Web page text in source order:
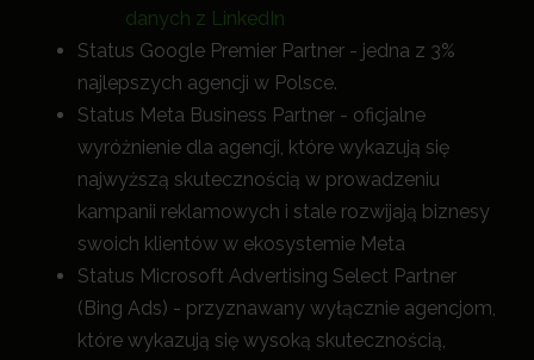
danych z LinkedIn
Status Google Premier Partner - jedna z 3%
najlepszych agencji w Polsce.
Status Meta Business Partner - oficjalne
wyróżnienie dla agencji, które wykazują się
najwyższą skutecznością w prowadzeniu
kampanii reklamowych i stale rozwijają biznesy
swoich klientów w ekosystemie Meta
Status Microsoft Advertising Select Partner
(Bing Ads) - przyznawany wyłącznie agencjom,
które wykazują się wysoką skutecznością,